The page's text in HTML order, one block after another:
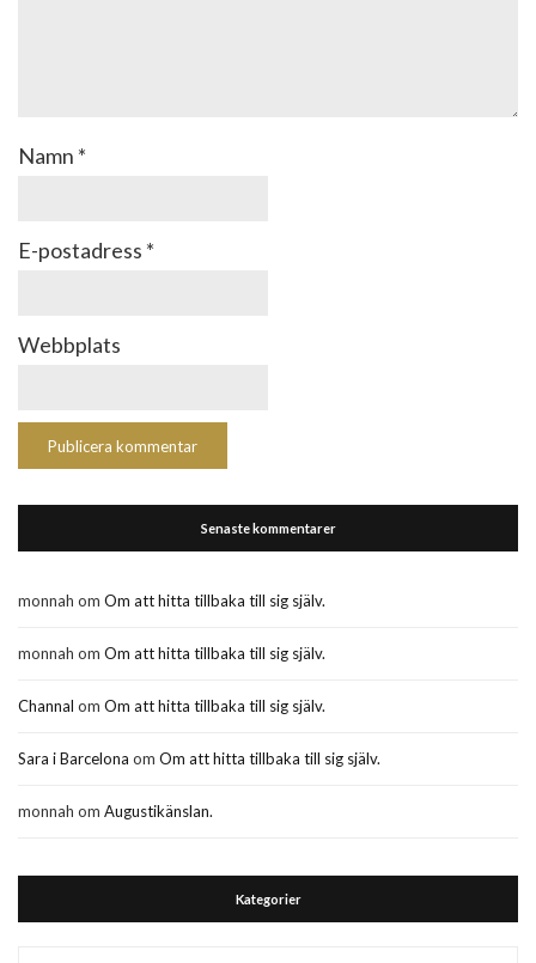
Namn *
E-postadress *
Webbplats
Senaste kommentarer
monnah om Om att hitta tillbaka till sig själv.
monnah om Om att hitta tillbaka till sig själv.
Channal om Om att hitta tillbaka till sig själv.
Sara i Barcelona om Om att hitta tillbaka till sig själv.
monnah om Augustikänslan.
Kategorier